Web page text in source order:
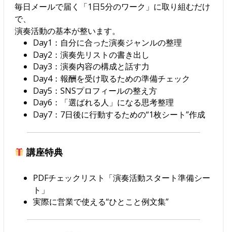
毎日メールで届く「1日5分のワーク」に取り組むだけ
で、
演奏活動の基本が整います。
Day1：自分に合った演奏ジャンルの整理
Day2：演奏先リストの書き出し
Day3：演奏内容の構成と話す力
Day4：報酬を受け取るための準備チェック
Day5：SNSプロフィールの整え方
Day6：「選ばれる人」になる思考整理
Day7：7日後に行動するための“1枚シート”作成
講座特典
PDFチェックリスト「演奏活動スタート準備シー
ト」
実際に営業で使える“ひとこと例文集”